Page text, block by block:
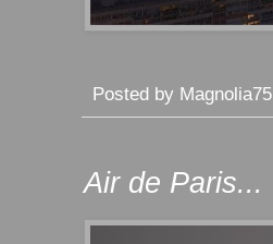
Posted by Magnolia75
Air de Paris...